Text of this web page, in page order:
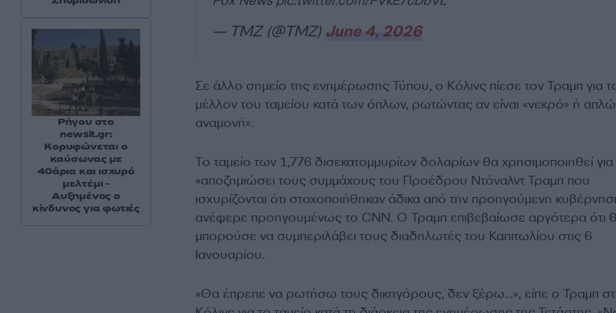
— TMZ (@TMZ) June 4, 2026
Σε άλλο σημείο της ενημέρωσης Τύπου, ο Κόλινς πίεσε τον Τραμπ για
μέλλον του ταμείου κατά των όπλων, ρωτώντας αν είναι «νεκρό» ή
αναμονή».
Το ταμείο των 1,776 δισεκατομμυρίων δολαρίων θα χρησιμοποιηθεί
«αποζημιώσει τους συμμάχους του Προέδρου Ντόναλντ Τραμπ που
ισχυρίζονται ότι στοχοποιήθηκαν άδικα από την προηγούμενη
ανέφερε προηγουμένως το CNN. Ο Τραμπ επιβεβαίωσε αργότερα ότι
μπορούσε να συμπεριλάβει τους διαδηλωτές του Καπιτωλίου στις 6
Ιανουαρίου.
«Θα έπρεπε να ρωτήσω τους δικηγόρους, δεν ξέρω…», είπε ο Τραμπ
Ρήγου στο
newsit.gr:
Κορυφώνεται ο
καύσωνας με
40άρια και ισχυρό
μελτέμι -
Αυξημένος ο
κίνδυνος για φωτιές